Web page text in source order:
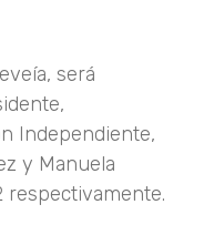
será
Independiente,
y Manuela
respectivamente.